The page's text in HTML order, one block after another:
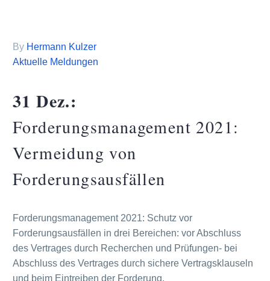
By Hermann Kulzer
Aktuelle Meldungen
31 Dez.:
Forderungsmanagement 2021:
Vermeidung von
Forderungsausfällen
Forderungsmanagement 2021: Schutz vor
Forderungsausfällen in drei Bereichen: vor Abschluss
des Vertrages durch Recherchen und Prüfungen- bei
Abschluss des Vertrages durch sichere Vertragsklauseln
und beim Eintreiben der Forderung.